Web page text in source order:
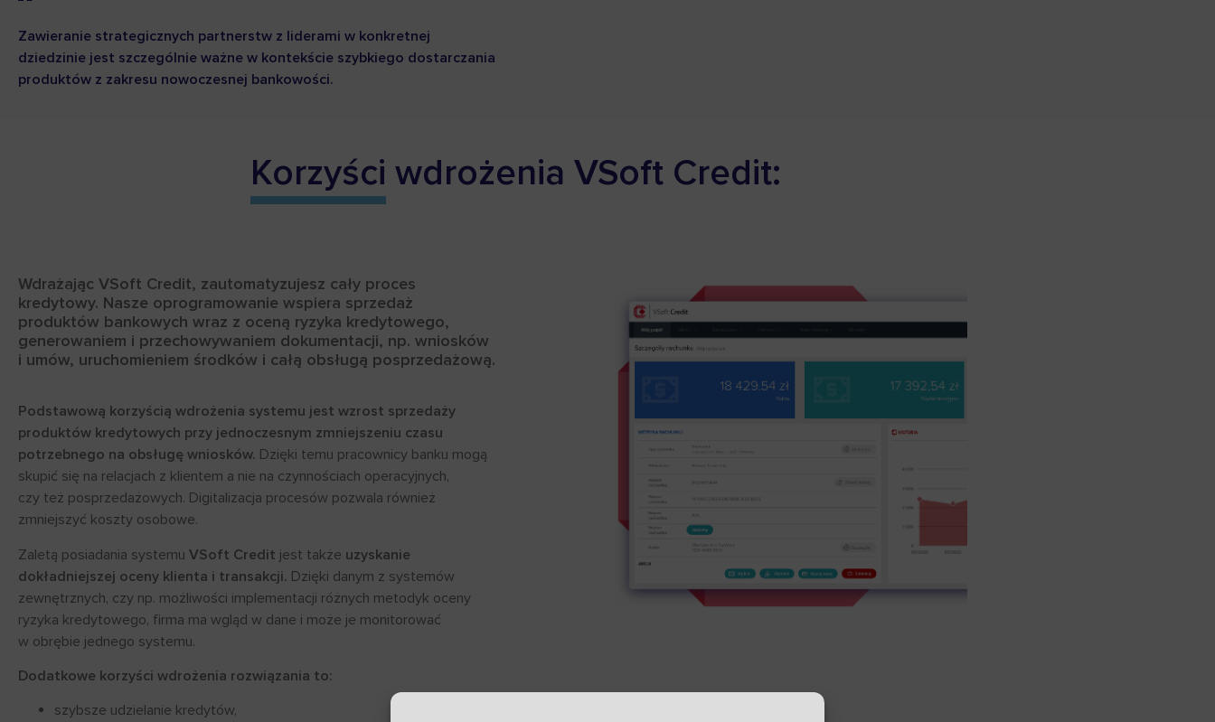
Zawieranie strategicznych partnerstw z liderami w konkretnej
dziedzinie jest szczególnie ważne w kontekście szybkiego dostarczania
produktów z zakresu nowoczesnej bankowości.
Korzyści wdrożenia VSoft Credit:
Wdrażając VSoft Credit, zautomatyzujesz cały proces
kredytowy. Nasze oprogramowanie wspiera sprzedaż
produktów bankowych wraz z oceną ryzyka kredytowego,
generowaniem i przechowywaniem dokumentacji, np. wniosków
i umów, uruchomieniem środków i całą obsługą posprzedażową.
Podstawową korzyścią wdrożenia systemu jest wzrost sprzedaży
produktów kredytowych przy jednoczesnym zmniejszeniu czasu
potrzebnego na obsługę wniosków. Dzięki temu pracownicy banku mogą
skupić się na relacjach z klientem a nie na czynnościach operacyjnych,
czy też posprzedażowych. Digitalizacja procesów pozwala również
zmniejszyć koszty osobowe.
Zaletą posiadania systemu VSoft Credit jest także uzyskanie
dokładniejszej oceny klienta i transakcji. Dzięki danym z systemów
zewnętrznych, czy np. możliwości implementacji różnych metodyk oceny
ryzyka kredytowego, firma ma wgląd w dane i może je monitorować
w obrębie jednego systemu.
Dodatkowe korzyści wdrożenia rozwiązania to:
szybsze udzielanie kredytów,